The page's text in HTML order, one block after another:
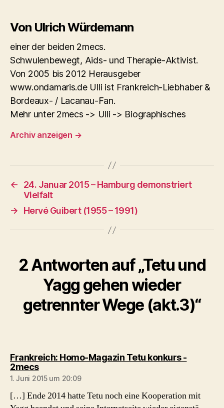
Von Ulrich Würdemann
einer der beiden 2mecs.
Schwulenbewegt, Aids- und Therapie-Aktivist.
Von 2005 bis 2012 Herausgeber
www.ondamaris.de Ulli ist Frankreich-Liebhaber &
Bordeaux- / Lacanau-Fan.
Mehr unter 2mecs -> Ulli -> Biographisches
Archiv anzeigen →
←
24. Januar 2015 – Hamburg demonstriert
Vielfalt
→
Hervé Guibert (1955 – 1991)
2 Antworten auf „Tetu und
Yagg gehen wieder
getrennter Wege (akt.3)“
Frankreich: Homo-Magazin Tetu konkurs -
2mecssagt:
1. Juni 2015 um 20:09
[…] Ende 2014 hatte Tetu noch eine Kooperation mit